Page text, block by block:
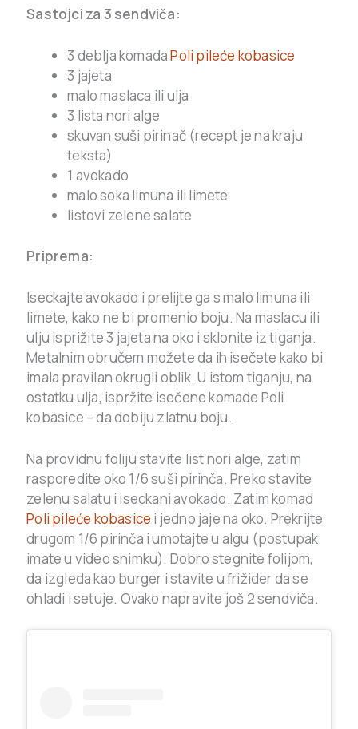
Sastojci za 3 sendviča:
3 deblja komadaPoli pileće kobasice
3 jajeta
malo maslaca ili ulja
3 lista nori alge
skuvan suši pirinač (recept je na kraju
teksta)
1 avokado
malo soka limuna ili limete
listovi zelene salate
Priprema:
Iseckajte avokado i prelijte ga s malo limuna ili
limete, kako ne bi promenio boju. Na maslacu ili
ulju isprižite 3 jajeta na oko i sklonite iz tiganja.
Metalnim obručem možete da ih isečete kako bi
imala pravilan okrugli oblik. U istom tiganju, na
ostatku ulja, ispržite isečene komade Poli
kobasice – da dobiju zlatnu boju.
Na providnu foliju stavite list nori alge, zatim
rasporedite oko 1/6 suši pirinča. Preko stavite
zelenu salatu i iseckani avokado. Zatim komad
Poli pileće kobasice i jedno jaje na oko. Prekrijte
drugom 1/6 pirinča i umotajte u algu (postupak
imate u video snimku). Dobro stegnite folijom,
da izgleda kao burger i stavite u frižider da se
ohladi i setuje. Ovako napravite još 2 sendviča.